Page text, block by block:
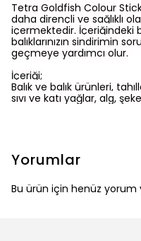
Tetra Goldfish Colour
daha dirençli ve sağlıklı
içermektedir. İçeriğindeki
balıklarınızın sindirimin
geçmeye yardımcı olur.
İçeriği;
Balık ve balık ürünleri,
sıvı ve katı yağlar, alg,
Yorumlar
Bu ürün için henüz yorum